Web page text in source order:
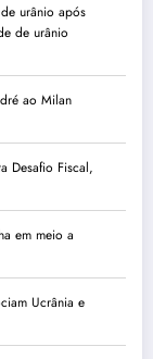
urânio após
de urânio
ao Milan
Desafio Fiscal,
em meio a
Ucrânia e